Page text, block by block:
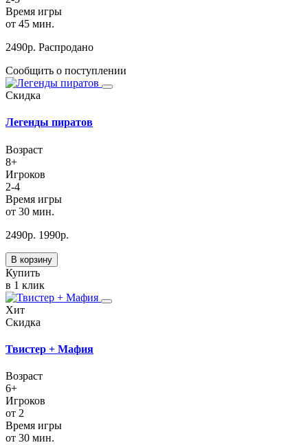
Время игры
от 45 мин.
2490р. Распродано
Сообщить о поступлении
Скидка
Легенды пиратов
Возраст
8+
Игроков
2-4
Время игры
от 30 мин.
2490р. 1990р.
В корзину
Купить
в 1 клик
Хит
Скидка
Твистер + Мафия
Возраст
6+
Игроков
от 2
Время игры
от 30 мин.